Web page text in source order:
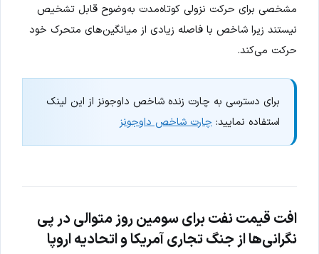
مشخصی برای حرکت نزولی کوتاه‌مدت به‌وضوح قابل تشخیص
نیستند زیرا شاخص با فاصله زیادی از میانگین‌های متحرک خود
حرکت می‌کند.
برای دسترسی به چارت زنده شاخص داوجونز از این لینک
استفاده نمایید: چارت شاخص داوجونز
افت قیمت نفت برای سومین روز متوالی در پی
نگرانی‌ها از جنگ تجاری آمریکا و اتحادیه اروپا